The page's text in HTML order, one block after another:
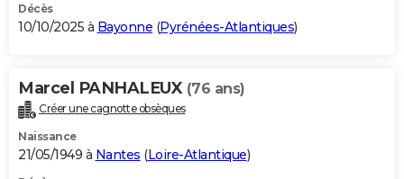
Décès
10/10/2025 à Bayonne (Pyrénées-Atlantiques)
Marcel PANHALEUX (76 ans)
Créer une cagnotte obsèques
Naissance
21/05/1949 à Nantes (Loire-Atlantique)